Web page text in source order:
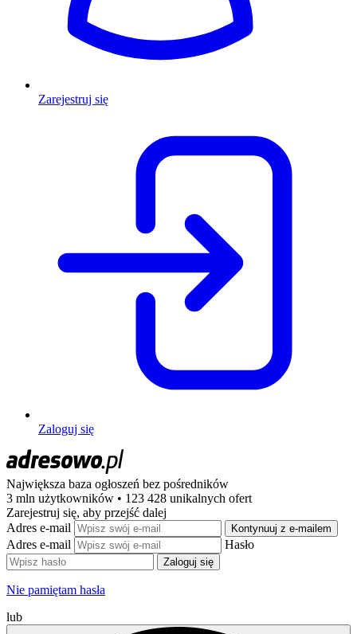
Zarejestruj się
Zaloguj się
Największa baza ogłoszeń bez pośredników
3 mln użytkowników • 123 428 unikalnych ofert
Zarejestruj się, aby przejść dalej
Adres e-mail
Kontynuuj z e-mailem
Adres e-mail Hasło
Zaloguj się
Nie pamiętam hasła
lub